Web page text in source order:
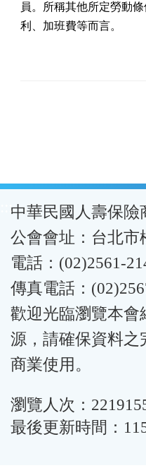
員。所稱其他所定勞動
利、加班費等而言。
:::中華民國人壽保險
公會會址：台北市
電話：(02)2561-
傳真電話：
歡迎光臨瀏覽本會
源，請確保資料之
商業使用。
瀏覽人次：
最後更新時間：